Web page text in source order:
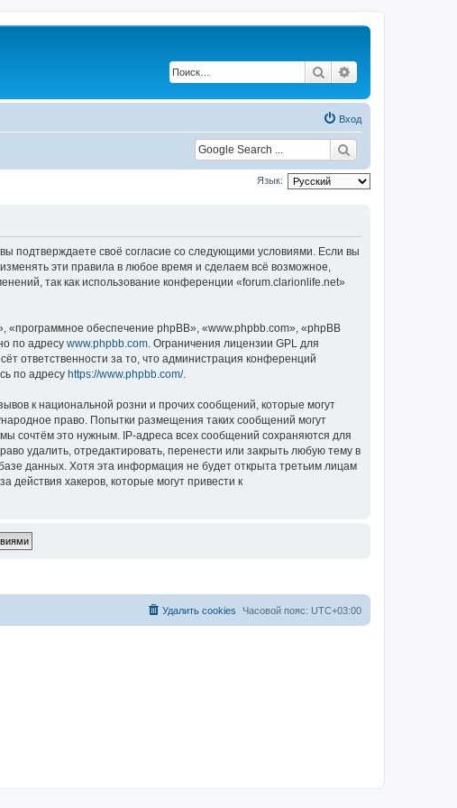
Поиск
Вход
Язык:
подтверждаете своё согласие со следующими условиями. Если вы
эти правила в любое время и сделаем всё возможное,
так как использование конференции «forum.clarionlife.net»
обеспечение phpBB», «www.phpbb.com», «phpBB
по адресу www.phpbb.com . Ограничения лицензии GPL для
ответственности за то, что администрация конференций
по адресу https://www.phpbb.com/.
к национальной розни и прочих сообщений, которые могут
право. Попытки размещения таких сообщений могут
сочтём это нужным. IP-адреса всех сообщений сохраняются для
удалить, отредактировать, перенести или закрыть любую тему в
данных. Хотя эта информация не будет открыта третьим лицам
хакеров, которые могут привести к
Часовой пояс: UTC+03:00
Удалить cookies